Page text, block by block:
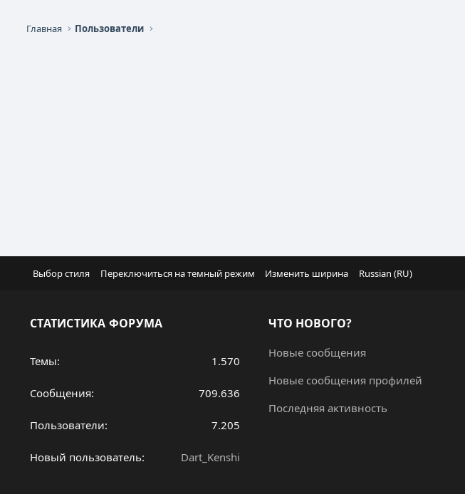
Главная Пользователи
Выбор стиля Переключиться на темный режим Изменить ширина Russian (RU)
СТАТИСТИКА ФОРУМА
Темы 1.570
Сообщения 709.636
Пользователи 7.205
Новый пользователь Dart_Kenshi
ЧТО НОВОГО?
Новые сообщения
Новые сообщения профилей
Последняя активность